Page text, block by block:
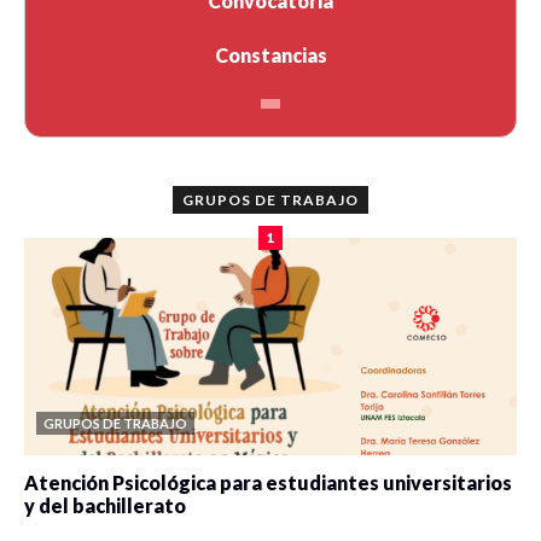
Constancias
GRUPOS DE TRABAJO
1
GRUPOS DE TRABAJO
Atención Psicológica para estudiantes universitarios
y del bachillerato